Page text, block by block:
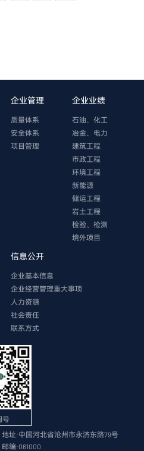
企业管理
质量体系
安全体系
项目管理
企业业绩
石油、化工
冶金、电力
建筑工程
市政工程
环境工程
新能源
储运工程
岩土工程
检验、检测
境外项目
信息公开
企业基本信息
企业经营管理重大事项
人力资源
社会责任
联系方式
号
地址:中国河北省沧州市永济东路79号
邮编:061000